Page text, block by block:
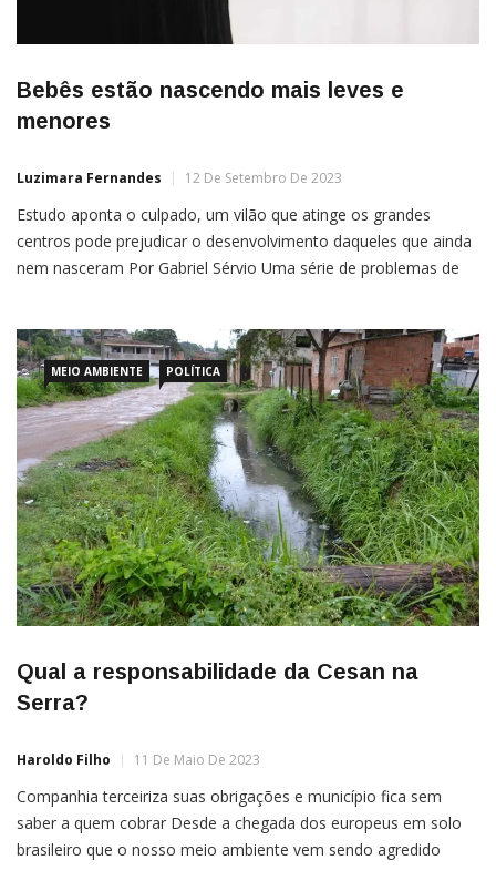
Bebês estão nascendo mais leves e
menores
Luzimara Fernandes 12 De Setembro De 2023
Estudo aponta o culpado, um vilão que atinge os grandes
centros pode prejudicar o desenvolvimento daqueles que ainda
nem nasceram Por Gabriel Sérvio Uma série de problemas de
(“Respiratory Health in Northern Europe”), o problema é ainda
[…]
MEIO AMBIENTE POLÍTICA
Qual a responsabilidade da Cesan na
Serra?
Haroldo Filho 11 De Maio De 2023
Companhia terceiriza suas obrigações e município fica sem
saber a quem cobrar Desde a chegada dos europeus em solo
brasileiro que o nosso meio ambiente vem sendo agredido